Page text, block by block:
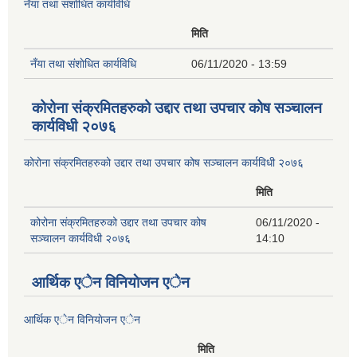
नँया तथा स‌ंशाेधित कार्यविधि
मिति
नँया तथा स‌ंशाेधित कार्यविधि 06/11/2020 - 13:59
कोरोना संक्रमितहरुको उद्दार तथा उपचार कोष सञ्चालन
कार्यविधी २०७६
कोरोना संक्रमितहरुको उद्दार तथा उपचार कोष सञ्चालन कार्यविधी २०७६
मिति
कोरोना संक्रमितहरुको उद्दार तथा उपचार कोष
सञ्चालन कार्यविधी २०७६
06/11/2020 -
14:10
आर्थिक एेन विनियाेजन एेन
आर्थिक एेन विनियाेजन एेन
मिति